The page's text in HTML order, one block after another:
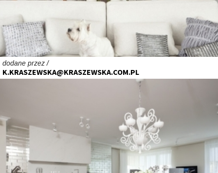
dodane przez /
K.KRASZEWSKA@KRASZEWSKA.COM.PL